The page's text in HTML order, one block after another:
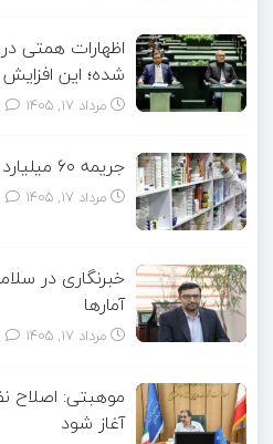
شده؛ این
مرداد ۱۷, ۱۴۰۵
جریمه ۶۰ میلیارد ریالی داروخانه متخلف
مرداد ۱۷, ۱۴۰۵
خبرنگاری در
آمارها
مرداد ۱۷, ۱۴۰۵
موهبتی: اصلاح
آغاز شود